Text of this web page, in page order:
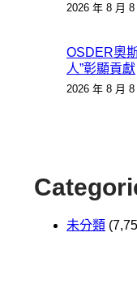
2026 年 8 月 8
OSDER奧
人”彰顯貢獻
2026 年 8 月 8
未分類